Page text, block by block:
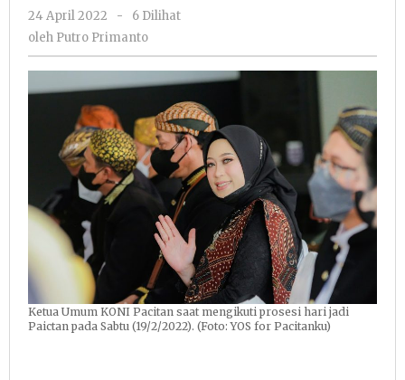
24 April 2022
oleh
Putro
-
6 Dilihat
oleh Putro Primanto
Ketua Umum KONI Pacitan saat mengikuti prosesi hari jadi
Paictan pada Sabtu (19/2/2022). (Foto: YOS for Pacitanku)